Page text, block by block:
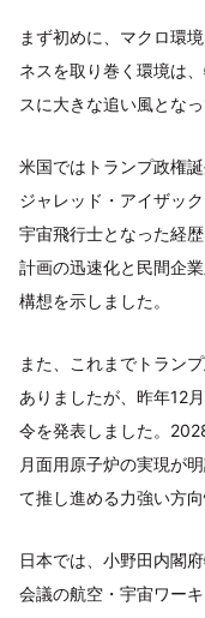
まず初めに、マクロ環
ネスを取り巻く環境は
スに大きな追い風となっ
米国ではトランプ政権
ジャレッド・アイザッ
宇宙飛行士となった経
計画の迅速化と民間企
構想を示しました。
また、これまでトラン
ありましたが、昨年12
令を発表しました。
月面用原子炉の実現が
て推し進める力強い方
日本では、小野田内閣
会議の航空・宇宙ワー